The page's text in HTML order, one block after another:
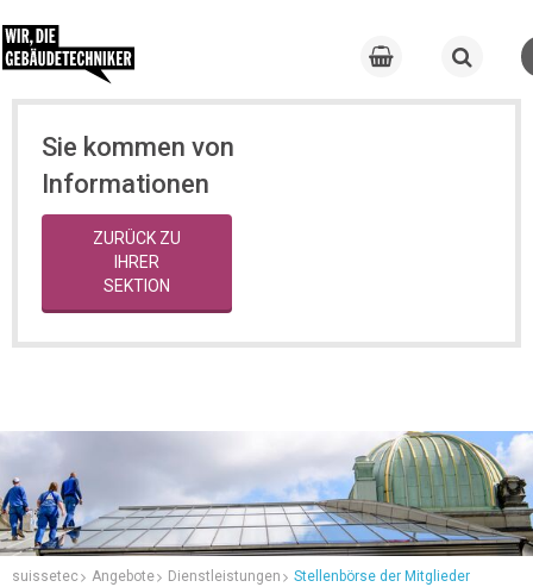
Sie kommen von
Informationen
ZURÜCK ZU
IHRER
SEKTION
suissetec Angebote Dienstleistungen Stellenbörse der Mitglieder